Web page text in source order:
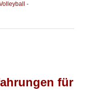
-
für